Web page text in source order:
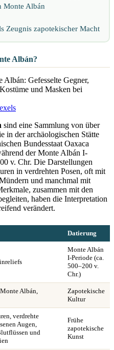
Monte Albán
Zeugnis zapotekischer Macht
Albán?
sind eine Sammlung von über
in der archäologischen Stätte
Bundesstaat Oaxaca
der Monte Albán I-
v. Chr. Die Darstellungen
in verdrehten Posen, oft mit
und manchmal mit
zusammen mit den
haben die Interpretation
verändert.
Datierung
Monte Albán
I-Periode (ca.
500–200 v.
Chr.)
Albán,
Zapotekische
Kultur
verdrehte
Augen,
und
Frühe
zapotekische
Kunst